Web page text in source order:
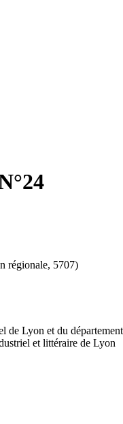
régionale, 5707)
de Lyon et du
et littéraire de Lyon